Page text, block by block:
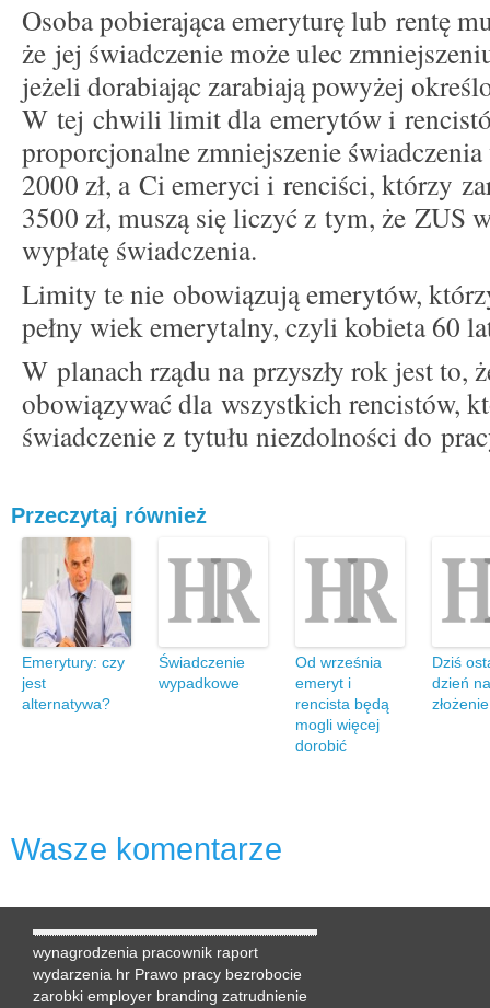
Osoba pobierająca emeryturę lub rentę
że jej świadczenie może ulec
jeżeli dorabiając zarabiają powyżej
W tej chwili limit dla emerytów i
proporcjonalne zmniejszenie
2000 zł, a Ci emeryci i renciści, którzy
3500 zł, muszą się liczyć z tym, że ZUS
wypłatę świadczenia.
Limity te nie obowiązują emerytów,
pełny wiek emerytalny, czyli kobieta 60
W planach rządu na przyszły rok jest to,
obowiązywać dla wszystkich rencistów,
świadczenie z tytułu niezdolności do
Przeczytaj również
Emerytury: czy
jest
alternatywa?
Świadczenie
wypadkowe
Od września
emeryt i
rencista będą
mogli więcej
dorobić
Dziś
dzień na
Wasze komentarze
wynagrodzenia pracownik raport
wydarzenia hr Prawo pracy bezrobocie
zarobki employer branding zatrudnienie